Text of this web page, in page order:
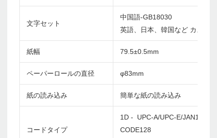
文字セット
中国語-GB18030
英語、日本、韓国など カスタ
紙幅 79.5±0.5mm
ペーパーロールの直径 φ83mm
紙の読み込み 簡単な紙の読み込み
コードタイプ
1D - UPC-A/UPC-E/
CODE128